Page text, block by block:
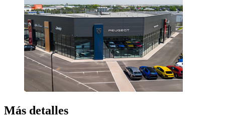
Más detalles